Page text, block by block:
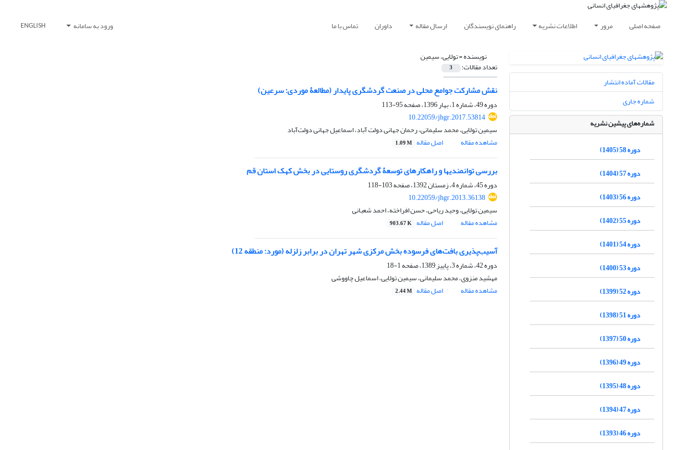
صفحه اصلی مرور اطلاعات نشریه راهنمای نویسندگان ارسال مقاله داوران تماس با ما ورود به سامانه ENGLISH
نویسنده =تولایی، سیمین
تعداد مقالات: 3
نقش مشارکت جوامع محلی در صنعت گردشگری پایدار (مطالعۀ موردی: سرعین)
دوره 49، شماره 1، بهار 1396، صفحه
95-113
10.22059/jhgr.2017.53814
سیمین تولایی، محمد سلیمانی، رحمان جهانی دولت آباد، اسماعیل جهانی دولت‌آباد
مشاهده مقاله
اصل مقاله 1.09 M
بررسی توانمندی‎ها و راهکارهای توسعۀ گردشگری روستایی در بخش کهک استان قم
دوره 45، شماره 4، زمستان 1392، صفحه
103-118
10.22059/jhgr.2013.36138
سیمین تولایی، وحید ریاحی، حسن افراخته، احمد شعبانی
مشاهده مقاله
اصل مقاله 903.67 K
آسیب‌پذیری بافت‌های فرسوده بخش مرکزی شهر تهران در برابر زلزله (مورد: منطقه 12)
دوره 42، شماره 3، پاییز 1389، صفحه
1-18
مهشید منزوی، محمد سلیمانی، سیمین تولایی، اسماعیل چاووشی
مشاهده مقاله
اصل مقاله 2.44 M
مقالات آماده انتشار
شماره جاری
شماره‌های پیشین نشریه
دوره 58 (1405)
دوره 57 (1404)
دوره 56 (1403)
دوره 55 (1402)
دوره 54 (1401)
دوره 53 (1400)
دوره 52 (1399)
دوره 51 (1398)
دوره 50 (1397)
دوره 49 (1396)
دوره 48 (1395)
دوره 47 (1394)
دوره 46 (1393)